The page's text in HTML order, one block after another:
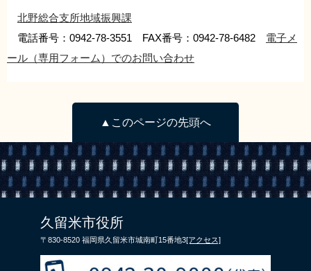
サイトについて
北野総合支所地域振興課
電話番号：0942-78-3551 FAX番号：0942-78-6482 電子メ
ール（専用フォーム）でのお問い合わせ
▲このページの先頭へ
久留米市役所
〒830-8520 福岡県久留米市城南町15番地3[アクセス]